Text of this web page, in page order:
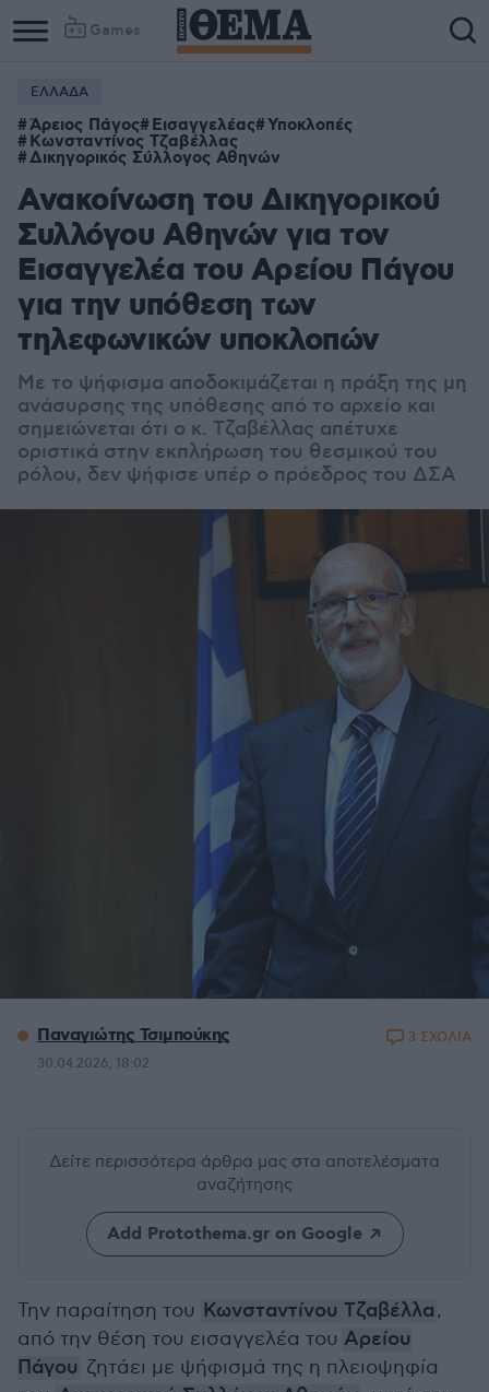
Games
ΕΛΛΑΔΑ
Άρειος Πάγος Εισαγγελέας Υποκλοπές
Κωνσταντίνος Τζαβέλλας
Δικηγορικός Σύλλογος Αθηνών
Ανακοίνωση του Δικηγορικού
Συλλόγου Αθηνών για τον
Εισαγγελέα του Αρείου Πάγου
για την υπόθεση των
τηλεφωνικών υποκλοπών
Με το ψήφισμα αποδοκιμάζεται η πράξη της μη
ανάσυρσης της υπόθεσης από το αρχείο και
σημειώνεται ότι ο κ. Τζαβέλλας απέτυχε
οριστικά στην εκπλήρωση του θεσμικού του
ρόλου, δεν ψήφισε υπέρ ο πρόεδρος του ΔΣΑ
Παναγιώτης Τσιμπούκης
30.04.2026, 18:02
3 ΣΧΟΛΙΑ
Δείτε περισσότερα άρθρα μας στα αποτελέσματα
αναζήτησης
Add Protothema.gr on Google
Την παραίτηση του Κωνσταντίνου Τζαβέλλα,
από την θέση του εισαγγελέα του Αρείου
Πάγου ζητάει με ψήφισμά της η πλειοψηφία